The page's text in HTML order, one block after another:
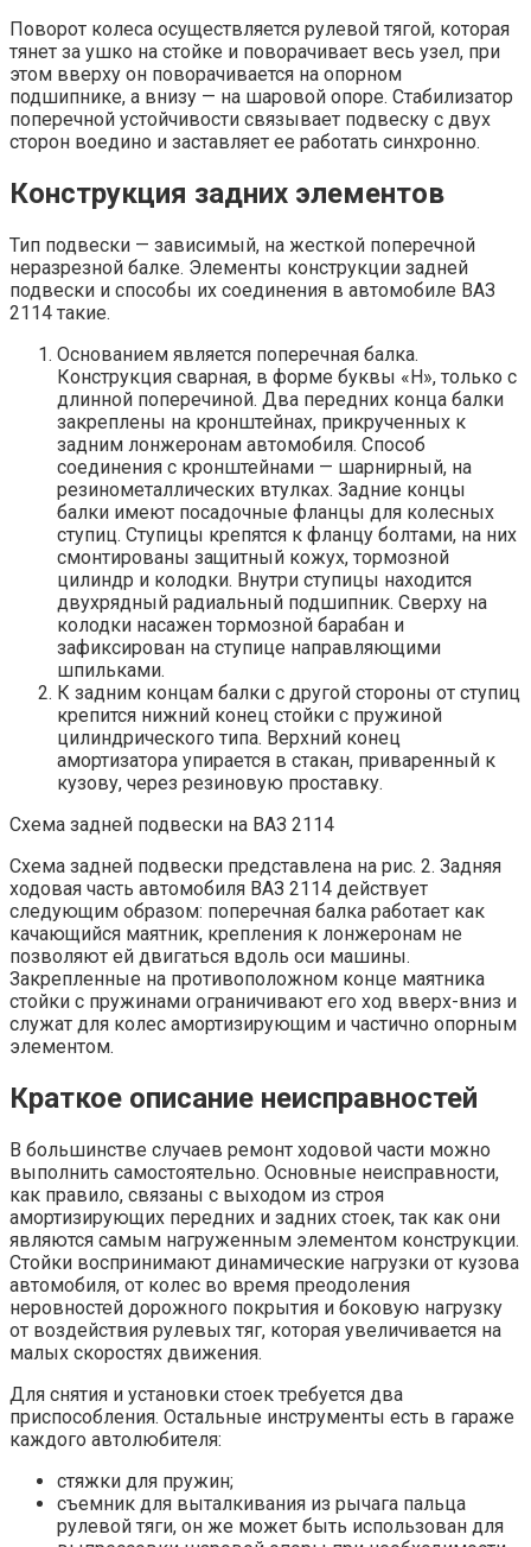
Поворот колеса осуществляется рулевой тягой, которая
тянет за ушко на стойке и поворачивает весь узел, при
этом вверху он поворачивается на опорном
подшипнике, а внизу — на шаровой опоре. Стабилизатор
поперечной устойчивости связывает подвеску с двух
сторон воедино и заставляет ее работать синхронно.
Конструкция задних элементов
Тип подвески — зависимый, на жесткой поперечной
неразрезной балке. Элементы конструкции задней
подвески и способы их соединения в автомобиле ВАЗ
2114 такие.
Основанием является поперечная балка.
Конструкция сварная, в форме буквы «Н», только с
длинной поперечиной. Два передних конца балки
закреплены на кронштейнах, прикрученных к
задним лонжеронам автомобиля. Способ
соединения с кронштейнами — шарнирный, на
резинометаллических втулках. Задние концы
балки имеют посадочные фланцы для колесных
ступиц. Ступицы крепятся к фланцу болтами, на них
смонтированы защитный кожух, тормозной
цилиндр и колодки. Внутри ступицы находится
двухрядный радиальный подшипник. Сверху на
колодки насажен тормозной барабан и
зафиксирован на ступице направляющими
шпильками.
К задним концам балки с другой стороны от ступиц
крепится нижний конец стойки с пружиной
цилиндрического типа. Верхний конец
амортизатора упирается в стакан, приваренный к
кузову, через резиновую проставку.
Схема задней подвески на ВАЗ 2114
Схема задней подвески представлена на рис. 2. Задняя
ходовая часть автомобиля ВАЗ 2114 действует
следующим образом: поперечная балка работает как
качающийся маятник, крепления к лонжеронам не
позволяют ей двигаться вдоль оси машины.
Закрепленные на противоположном конце маятника
стойки с пружинами ограничивают его ход вверх-вниз и
служат для колес амортизирующим и частично опорным
элементом.
Краткое описание неисправностей
В большинстве случаев ремонт ходовой части можно
выполнить самостоятельно. Основные неисправности,
как правило, связаны с выходом из строя
амортизирующих передних и задних стоек, так как они
являются самым нагруженным элементом конструкции.
Стойки воспринимают динамические нагрузки от кузова
автомобиля, от колес во время преодоления
неровностей дорожного покрытия и боковую нагрузку
от воздействия рулевых тяг, которая увеличивается на
малых скоростях движения.
Для снятия и установки стоек требуется два
приспособления. Остальные инструменты есть в гараже
каждого автолюбителя:
стяжки для пружин;
съемник для выталкивания из рычага пальца
рулевой тяги, он же может быть использован для